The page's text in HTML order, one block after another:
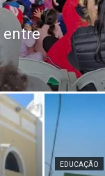
entre
EDUCAÇÃO